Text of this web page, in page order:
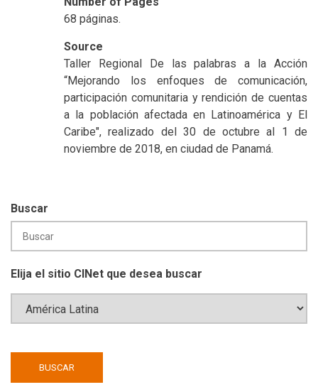
68 páginas.
Source
Taller Regional De las palabras a la Acción
“Mejorando los enfoques de comunicación,
participación comunitaria y rendición de cuentas
a la población afectada en Latinoamérica y El
Caribe", realizado del 30 de octubre al 1 de
noviembre de 2018, en ciudad de Panamá.
Buscar
Elija el sitio CINet que desea buscar